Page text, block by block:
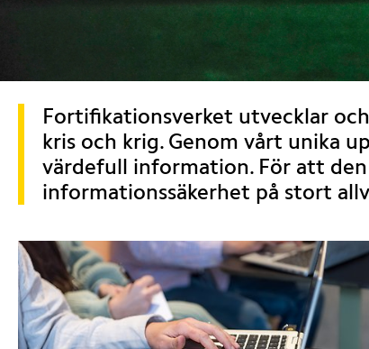
Fortifikationsverket utvecklar
kris och krig. Genom vårt unika
värdefull information. För att
informationssäkerhet på stort
Undersidor